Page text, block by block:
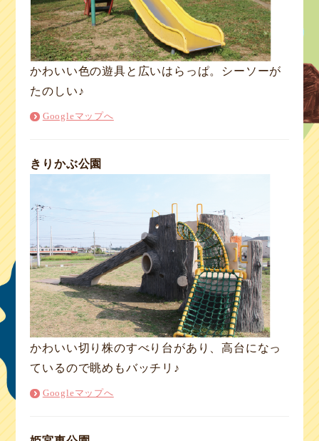
かわいい色の遊具と広いはらっぱ。シーソーが
たのしい♪
Googleマップへ
きりかぶ公園
かわいい切り株のすべり台があり、高台になっ
ているので眺めもバッチリ♪
Googleマップへ